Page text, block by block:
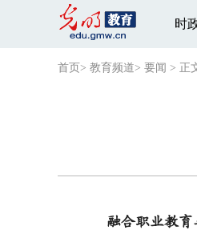
时
首页 > 教育频道> 要闻 > 正
融合职业教育